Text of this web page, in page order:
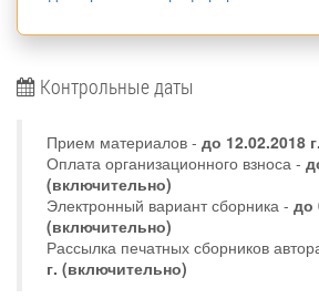
Контрольные даты
Прием материалов - до 12.02.2018 г.
Оплата организационного взноса -
(включительно)
Электронный вариант сборника - до
(включительно)
Рассылка печатных сборников
г. (включительно)